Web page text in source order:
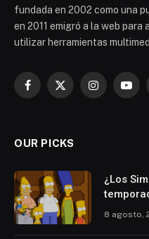
fundada en 2002 como una
en 2011 emigró a la web
utilizar herramientas
Facebook
X
Instagram
OUR PICKS
¿Los
8 agosto,